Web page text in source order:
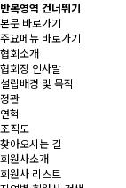
반복영역 건너뛰기
본문 바로가기
주요메뉴 바로가기
협회소개
협회장 인사말
설립배경 및 목적
정관
연혁
조직도
찾아오시는 길
회원사소개
회원사 리스트